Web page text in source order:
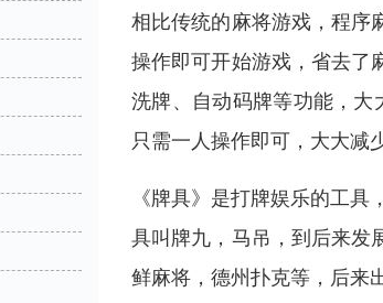
相比传统的麻将游戏，程序
操作即可开始游戏，省去了
洗牌、自动码牌等功能，
只需一人操作即可，大大减
《牌具》是打牌娱乐的工
具叫牌九，马吊，到后来发
鲜麻将，德州扑克等，后来